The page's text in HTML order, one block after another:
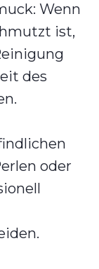
Wenn
ist,
des
oder